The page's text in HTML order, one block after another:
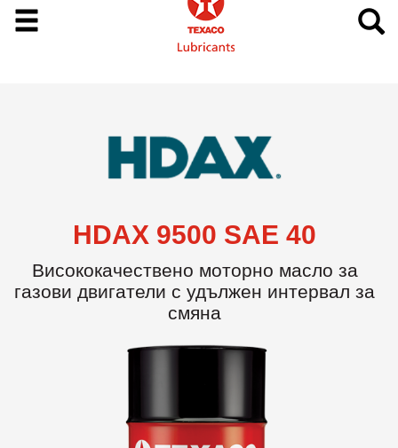
HDAX 9500 SAE 40
Висококачествено моторно масло за
газови двигатели с удължен интервал за
смяна